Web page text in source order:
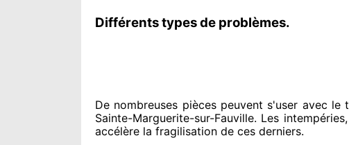
Différents types de problèmes.
De nombreuses pièces peuvent s'user avec le
Sainte-Marguerite-sur-Fauville. Les
accélère la fragilisation de ces derniers.